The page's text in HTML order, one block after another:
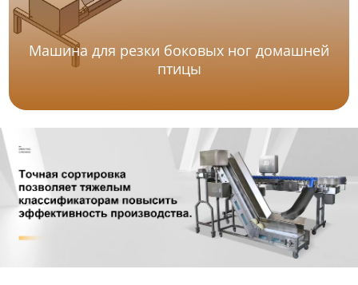
Машина для резки боковых ног домашней
птицы